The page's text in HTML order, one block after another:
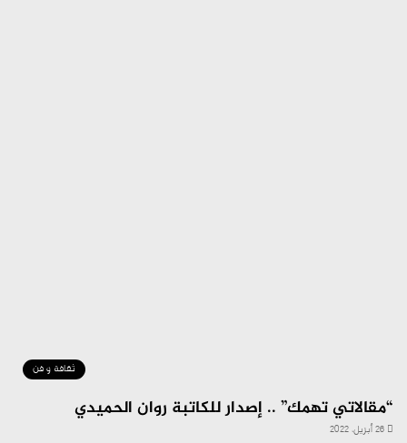
ثقافة و فن
“مقالاتي تهمك” .. إصدار للكاتبة روان الحميدي
26 أبريل، 2022